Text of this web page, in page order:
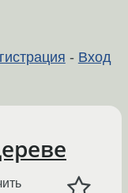
- Вход